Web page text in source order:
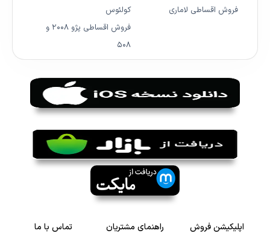
فروش اقساطی لاماری
کولئوس
فروش اقساطی پژو ۲۰۰۸ و
۵۰۸
اپلیکیشن فروش
راهنمای مشتریان تماس با ما